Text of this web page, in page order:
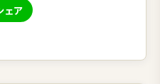
ェア